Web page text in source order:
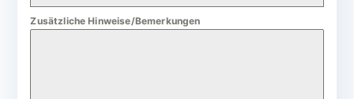
Zusätzliche Hinweise/Bemerkungen